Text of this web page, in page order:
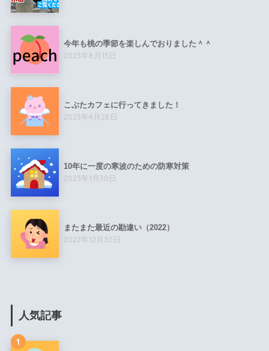
今年も桃の季節を楽しんでおりました＾＾
2023年8月13日
こぶたカフェに行ってきました！
2023年4月28日
10年に一度の寒波のための防寒対策
2023年1月30日
またまた最近の勘違い（2022）
2022年12月30日
人気記事
1